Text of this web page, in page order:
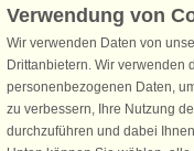
Schließen Sie sich
Erhalten Sie einen
Ferienhausurlaub - melden
an. Verpassen Sie nie
Urlaubstipps!
Verwendung von
Wir verwenden Daten von
Drittanbietern. Wir verwenden
personenbezogenen Daten,
zu verbessern, Ihre Nutzung
durchzuführen und dabei